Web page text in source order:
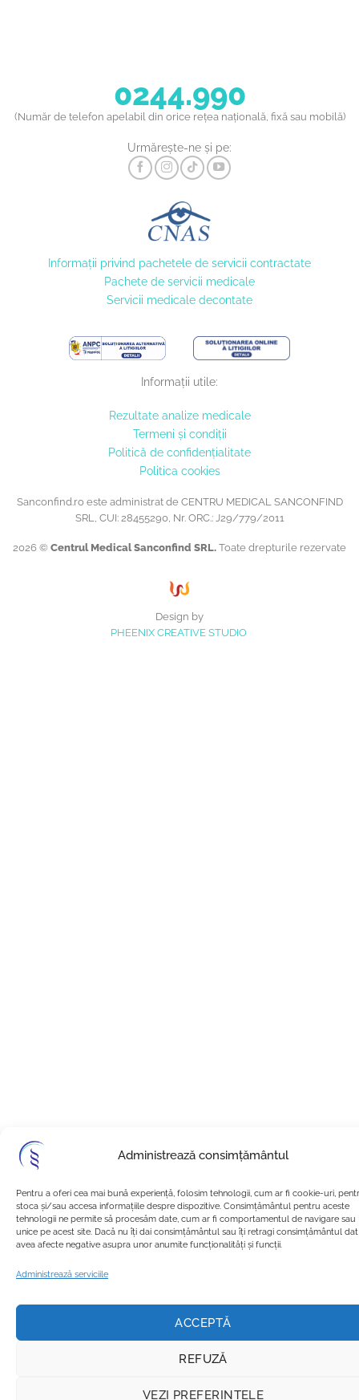
Administrează consimțământul
Pentru a oferi cea mai bună experiență, folosim tehnologii, cum ar fi cookie-uri,
stoca și/sau accesa informațiile despre dispozitive. Consimțământul pentru aceste
tehnologii ne permite să procesăm date, cum ar fi comportamentul de navigare sau
unice pe acest site. Dacă nu îți dai consimțământul sau îți retragi consimțământul
avea afecte negative asupra unor anumite funcționalități și funcții.
Administrează serviciile
ACCEPTĂ
REFUZĂ
VEZI PREFERINȚELE
0244.990
(Număr de telefon apelabil din orice rețea națională, fixă sau mobilă)
Urmărește-ne și pe:
Informaţii privind pachetele de servicii contractate
Pachete de servicii medicale
Servicii medicale decontate
Informații utile:
Rezultate analize medicale
Termeni și condiții
Politică de confidențialitate
Politica cookies
Sanconfind.ro este administrat de CENTRU MEDICAL SANCONFIND
SRL, CUI: 28455290, Nr. ORC.: J29/779/2011
2026 © Centrul Medical Sanconfind SRL. Toate drepturile rezervate
Design by
PHEENIX CREATIVE STUDIO